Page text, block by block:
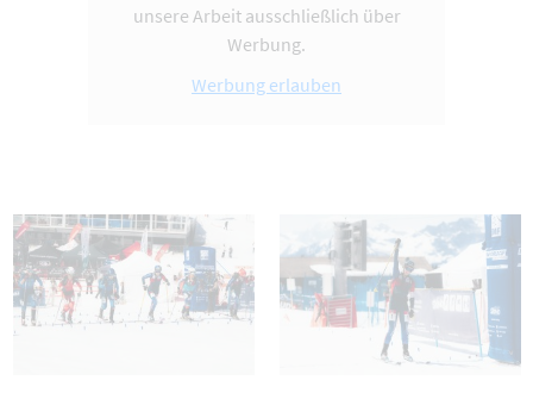
unsere Arbeit ausschließlich über
Werbung.
Werbung erlauben